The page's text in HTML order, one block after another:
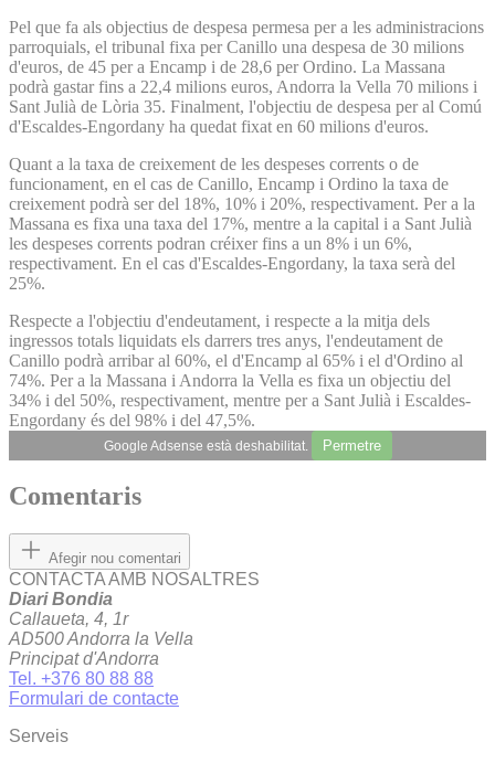
Pel que fa als objectius de despesa permesa per a les administracions
parroquials, el tribunal fixa per Canillo una despesa de 30 milions
d'euros, de 45 per a Encamp i de 28,6 per Ordino. La Massana
podrà gastar fins a 22,4 milions euros, Andorra la Vella 70 milions i
Sant Julià de Lòria 35. Finalment, l'objectiu de despesa per al Comú
d'Escaldes-Engordany ha quedat fixat en 60 milions d'euros.
Quant a la taxa de creixement de les despeses corrents o de
funcionament, en el cas de Canillo, Encamp i Ordino la taxa de
creixement podrà ser del 18%, 10% i 20%, respectivament. Per a la
Massana es fixa una taxa del 17%, mentre a la capital i a Sant Julià
les despeses corrents podran créixer fins a un 8% i un 6%,
respectivament. En el cas d'Escaldes-Engordany, la taxa serà del
25%.
Respecte a l'objectiu d'endeutament, i respecte a la mitja dels
ingressos totals liquidats els darrers tres anys, l'endeutament de
Canillo podrà arribar al 60%, el d'Encamp al 65% i el d'Ordino al
74%. Per a la Massana i Andorra la Vella es fixa un objectiu del
34% i del 50%, respectivament, mentre per a Sant Julià i Escaldes-
Engordany és del 98% i del 47,5%.
Google Adsense està deshabilitat. Permetre
Comentaris
Afegir nou comentari
CONTACTA AMB NOSALTRES
Diari Bondia
Callaueta, 4, 1r
AD500 Andorra la Vella
Principat d'Andorra
Tel. +376 80 88 88
Formulari de contacte
Serveis